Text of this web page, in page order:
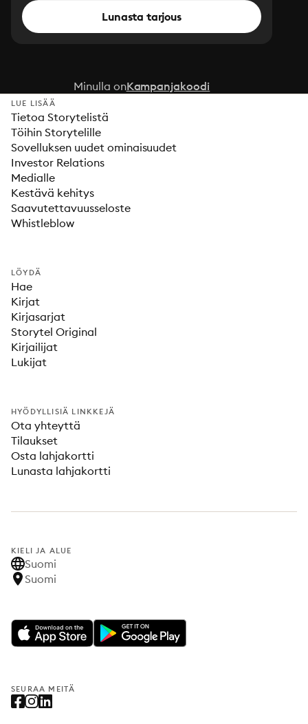
Lunasta tarjous
Minulla onKampanjakoodi
LUE LISÄÄ
Tietoa Storytelistä
Töihin Storytelille
Sovelluksen uudet ominaisuudet
Investor Relations
Medialle
Kestävä kehitys
Saavutettavuusseloste
Whistleblow
LÖYDÄ
Hae
Kirjat
Kirjasarjat
Storytel Original
Kirjailijat
Lukijat
HYÖDYLLISIÄ LINKKEJÄ
Ota yhteyttä
Tilaukset
Osta lahjakortti
Lunasta lahjakortti
KIELI JA ALUE
Suomi
Suomi
SEURAA MEITÄ